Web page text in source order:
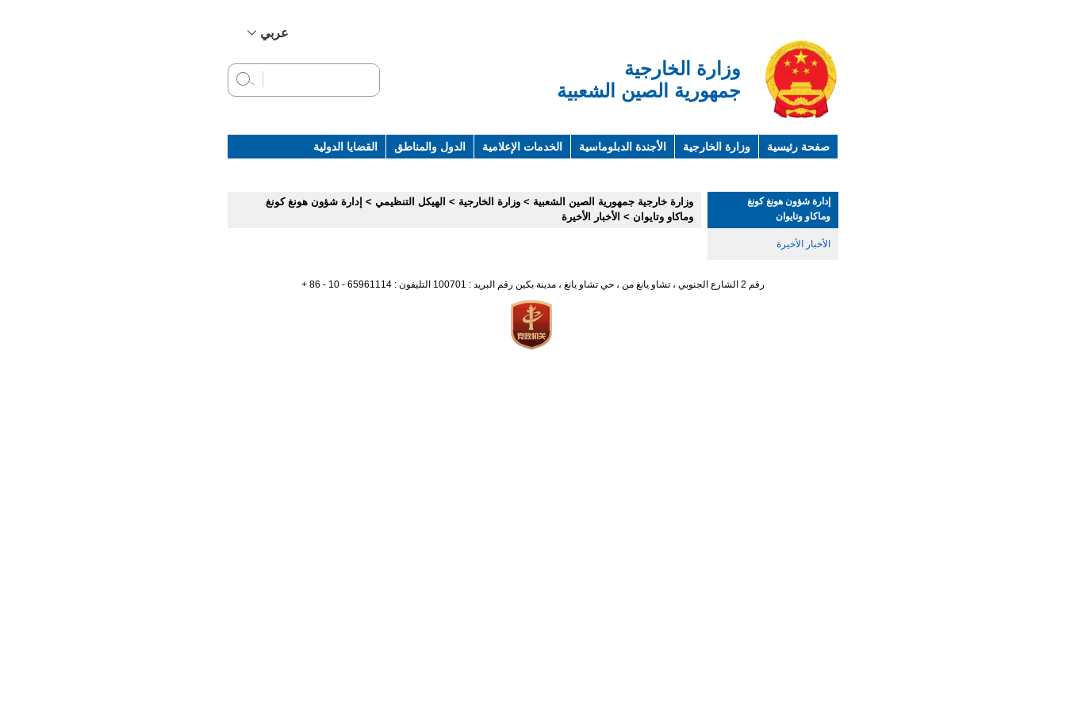
عربي
English
وزارة الخارجية
جمهورية الصين الشعبية
صفحة رئيسية وزارة الخارجية الأجندة الدبلوماسية الخدمات الإعلامية الدول والمناطق
القضايا الدولية
إدارة شؤون هونغ كونغ
وماكاو وتايوان
الأخبار الأخيرة
وزارة خارجية جمهورية الصين الشعبية > وزارة الخارجية > الهيكل التنظيمي > إدارة شؤون هونغ كونغ
وماكاو وتايوان > الأخبار الأخيرة
رقم 2 الشارع الجنوبي ، تشاو يانغ من ، حي تشاو يانغ ، مدينة بكين رقم البريد : 100701 التليفون : 65961114 - 10 - 86 +